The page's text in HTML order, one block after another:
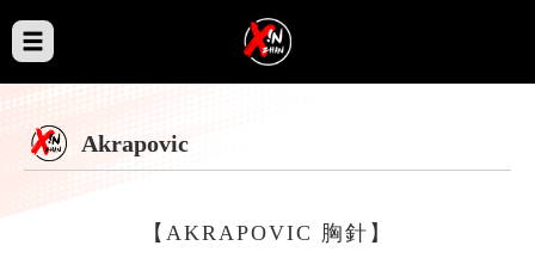
Akrapovic
【AKRAPOVIC 胸針】